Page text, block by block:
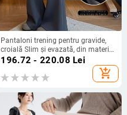
Pantaloni trening pentru gravide,
croială Slim și evazată, din material
bumbac aerat, căptușeală fleece,
pentru a menține căldura, toamnă-
iarnă
196.72 - 220.08 Lei
add_shopping_cart